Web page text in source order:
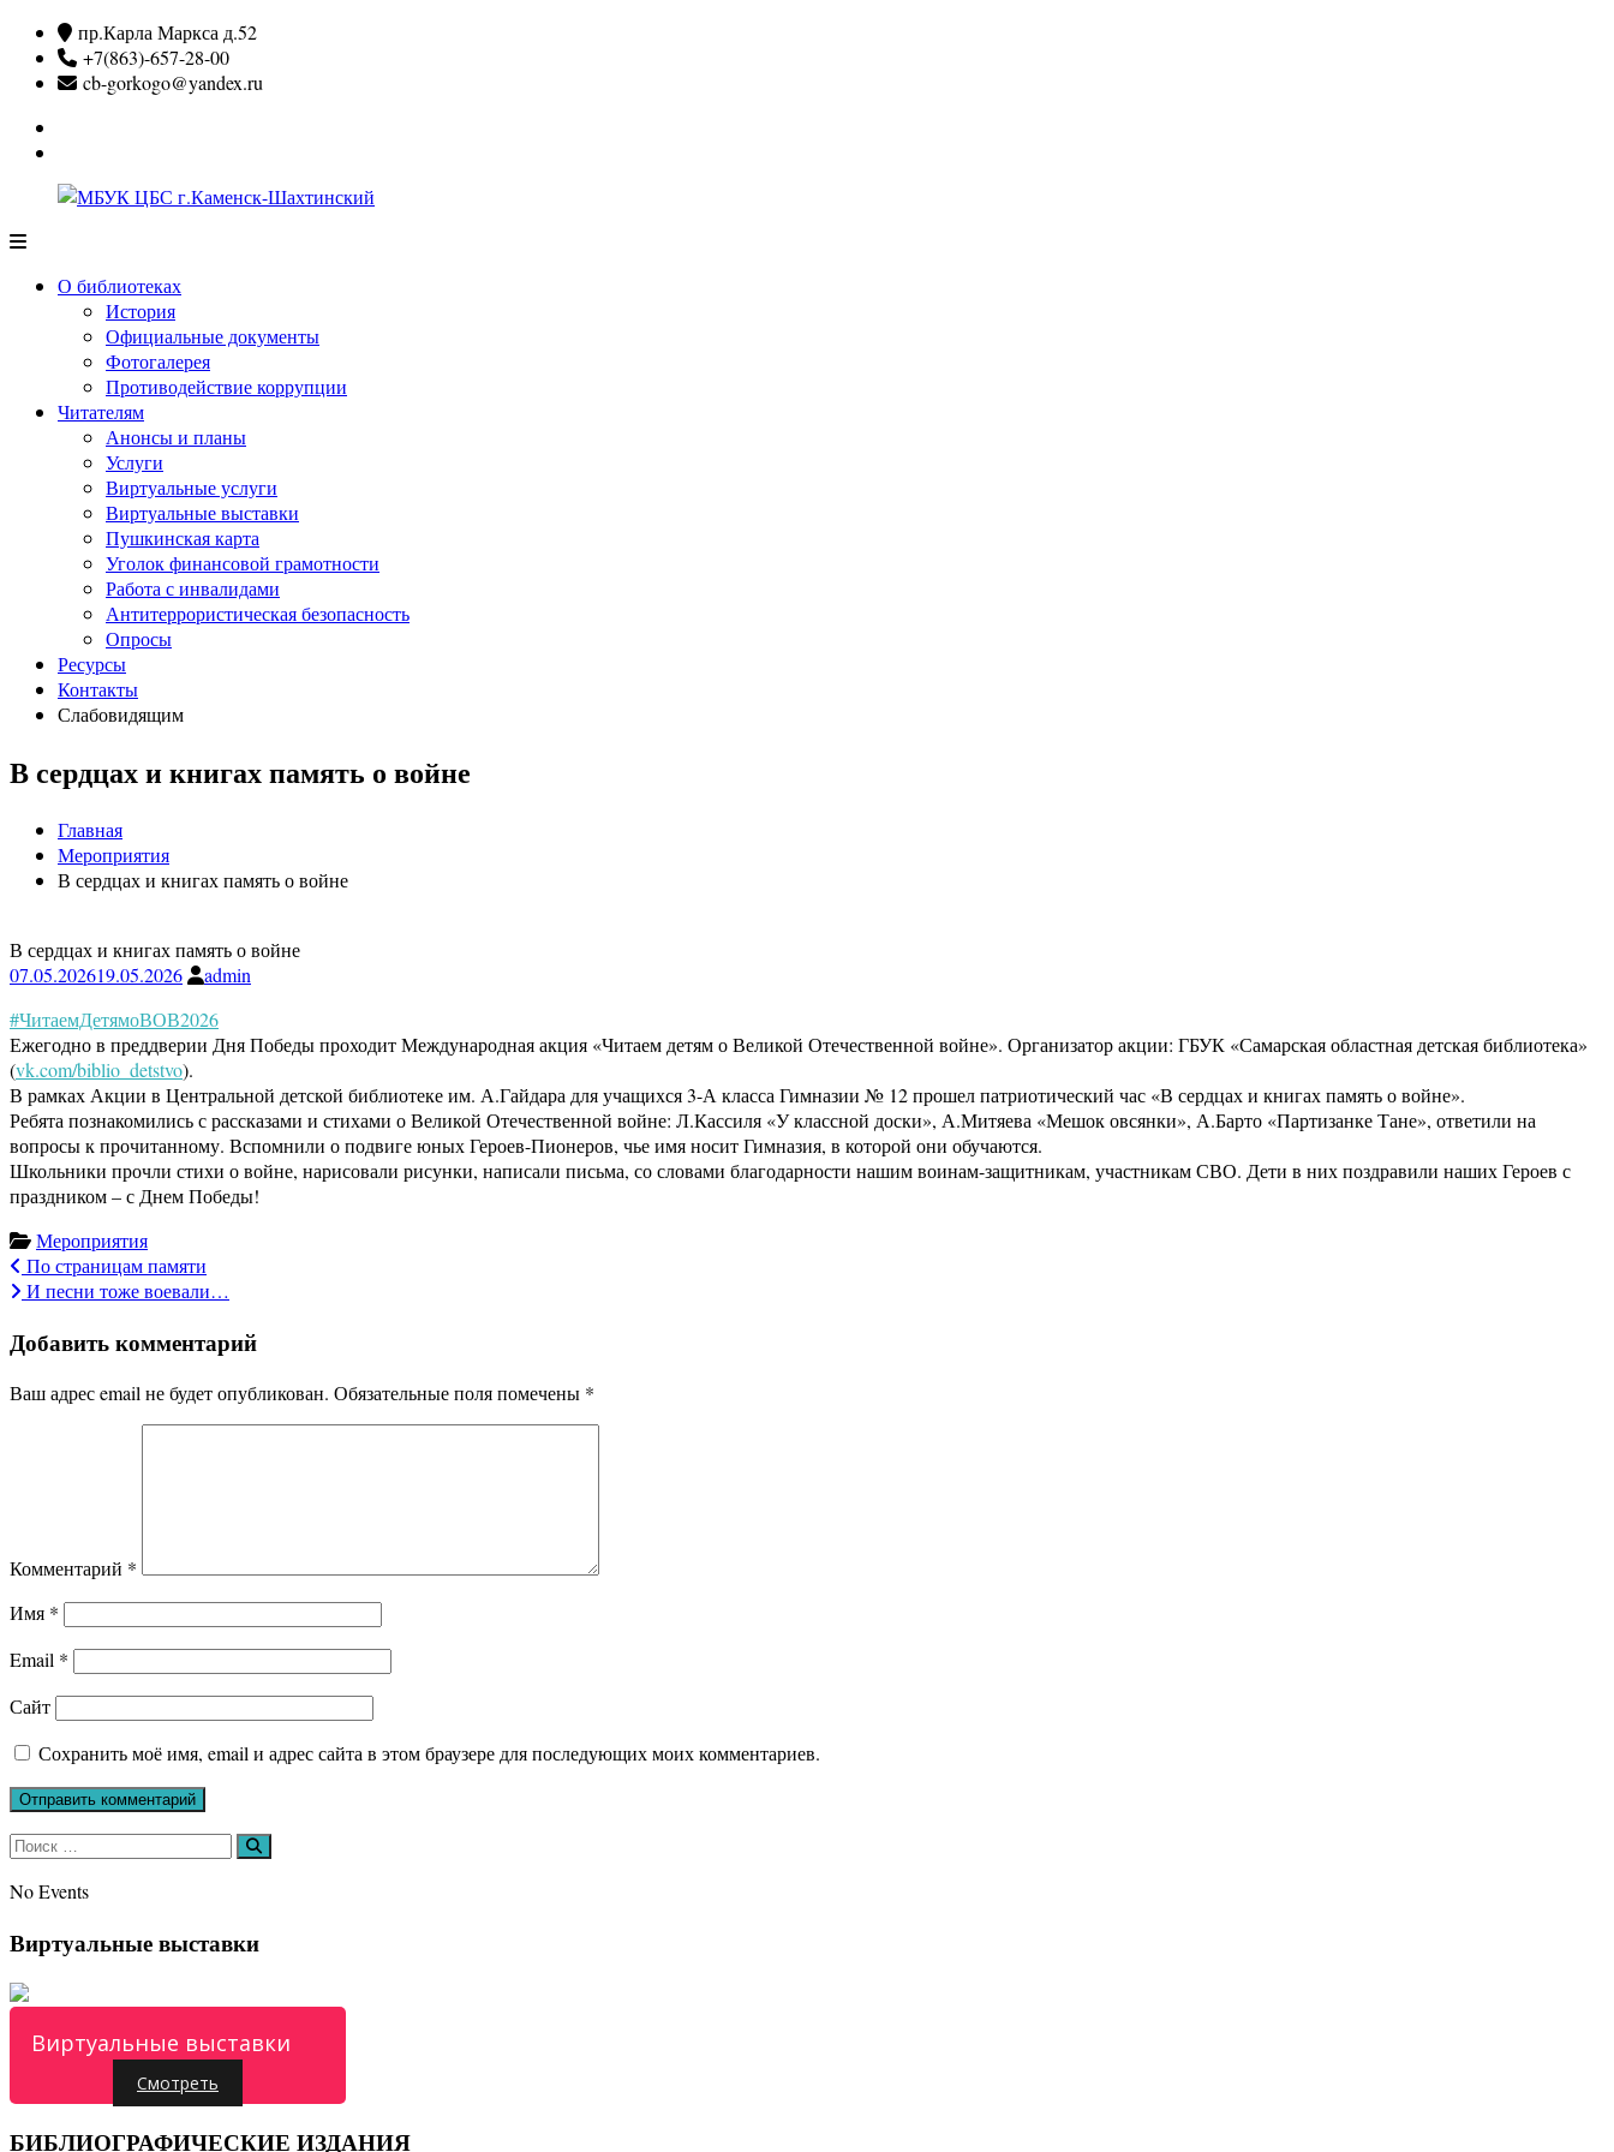
Перейти
содержимому
пр.Карла Маркса д.52
+7(863)-657-28-00
cb-gorkogo@yandex.ru
ЦБС
г.Каменск-
Шахтинский
О библиотеках
История
Официальные документы
Фотогалерея
Противодействие коррупции
Читателям
Анонсы и планы
Услуги
Виртуальные услуги
Виртуальные выставки
Пушкинская карта
Уголок финансовой грамотности
Работа с инвалидами
Антитеррористическая безопасность
Опросы
Ресурсы
Контакты
Слабовидящим
В сердцах и книгах память о войне
Главная
Мероприятия
В сердцах и книгах память о войне
В сердцах и книгах память о войне
07.05.202619.05.2026
admin
#ЧитаемДетямоВОВ2026
Ежегодно в преддверии Дня Победы проходит Международная акция «Читаем детям о Великой Отечественной войне». Организатор акции: ГБУК «Самарская областная детская библиотека»
(vk.com/biblio_detstvo).
В рамках Акции в Центральной детской библиотеке им. А.Гайдара для учащихся 3-А класса Гимназии № 12 прошел патриотический час «В сердцах и книгах память о войне».
Ребята познакомились с рассказами и стихами о Великой Отечественной войне: Л.Кассиля «У классной доски», А.Митяева «Мешок овсянки», А.Барто «Партизанке Тане», ответили на
вопросы к прочитанному. Вспомнили о подвиге юных Героев-Пионеров, чье имя носит Гимназия, в которой они обучаются.
Школьники прочли стихи о войне, нарисовали рисунки, написали письма, со словами благодарности нашим воинам-защитникам, участникам СВО. Дети в них поздравили наших Героев с
праздником – с Днем Победы!
Мероприятия
Навигация
по
записям
По страницам памяти
И песни тоже воевали…
Добавить комментарий
Ваш адрес email не будет опубликован. Обязательные поля помечены *
Комментарий *
Имя *
Email *
Сайт
Сохранить моё имя, email и адрес сайта в этом браузере для последующих моих комментариев.
Искать: Поиск
No Events
Виртуальные выставки
Виртуальные выставки
Смотреть
БИБЛИОГРАФИЧЕСКИЕ ИЗДАНИЯ